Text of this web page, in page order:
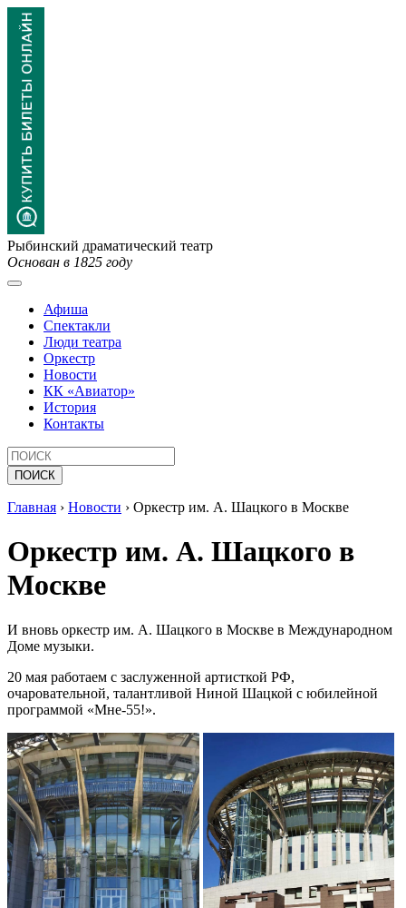
Рыбинский драматический театр
Основан в 1825 году
Афиша
Спектакли
Люди театра
Оркестр
Новости
КК «Авиатор»
История
Контакты
Главная › Новости › Оркестр им. А. Шацкого в Москве
Оркестр им. А. Шацкого в
Москве
И вновь оркестр им. А. Шацкого в Москве в Международном
Доме музыки.
20 мая работаем с заслуженной артисткой РФ,
очаровательной, талантливой Ниной Шацкой с юбилейной
программой «Мне-55!».